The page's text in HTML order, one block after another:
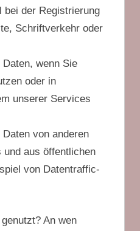
bei der Registrierung
Schriftverkehr oder
wenn Sie
oder in
unserer Services
von anderen
aus öffentlichen
von Datentraffic-
An wen